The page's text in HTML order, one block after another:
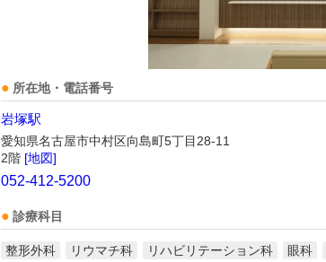
所在地・電話番号
岩塚駅
愛知県名古屋市中村区向島町5丁目28-11
2階 [地図]
052-412-5200
診療科目
整形外科 リウマチ科 リハビリテーション科 眼科